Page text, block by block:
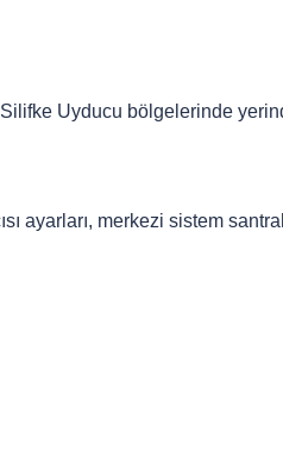
Uyducu bölgelerinde
ayarları, merkezi sistem